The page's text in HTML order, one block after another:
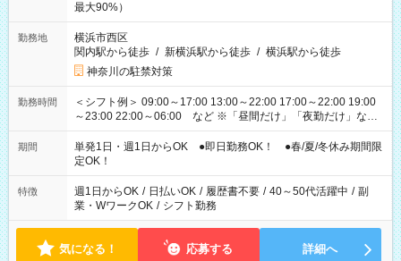
最大90%）
勤務地
横浜市西区
関内駅から徒歩 / 新横浜駅から徒歩 / 横浜駅から徒歩
神奈川の駐禁対策
勤務時間
＜シフト例＞ 09:00～17:00 13:00～22:00 17:00～22:00 19:00
～23:00 22:00～06:00 など ※「昼間だけ」「夜勤だけ」など
の希望OK
期間
単発1日・週1日からOK ●即日勤務OK！ ●春/夏/冬休み期間限
定OK！
特徴 週1日からOK / 日払いOK / 履歴書不要 / 40～50代活躍中 / 副
業・WワークOK / シフト勤務
気になる！ 応募する 詳細へ